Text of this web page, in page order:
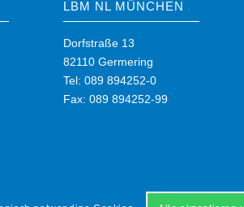
LBM NL MÜNCHEN
Dorfstraße 13
82110 Germering
Tel: 089 894252-0
Fax: 089 894252-99